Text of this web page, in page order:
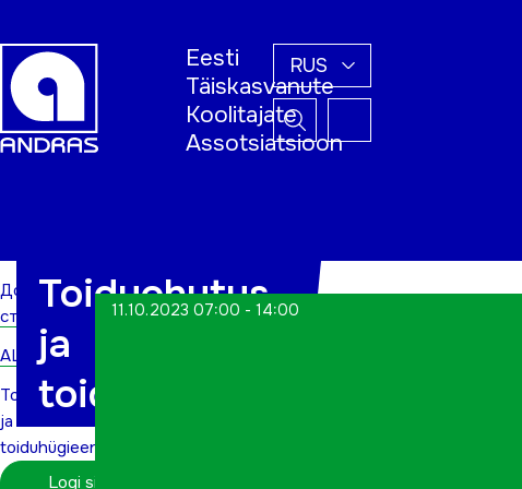
Eesti
Täiskasvanute
Koolitajate
Assotsiatsioon
RUS
Домашняя
страница
ALWs
Toiduohutus
ja
toiduhügieen
Logi sisse
Toiduohutus
ja
toiduhügieen
11.10.2023 07:00 - 14:00